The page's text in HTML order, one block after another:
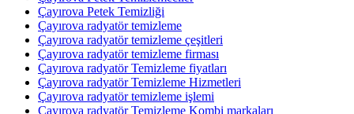
Çayırova Petek Temizliği
Çayırova radyatör temizleme
Çayırova radyatör temizleme çeşitleri
Çayırova radyatör temizleme firması
Çayırova radyatör Temizleme fiyatları
Çayırova radyatör Temizleme Hizmetleri
Çayırova radyatör temizleme işlemi
Çayırova radyatör Temizleme Kombi markaları